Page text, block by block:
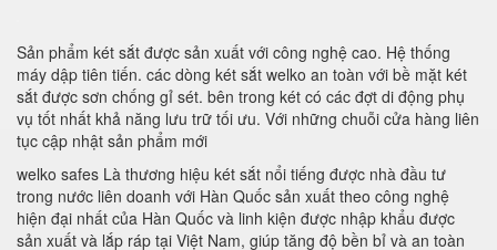
Sản phẩm két sắt được sản xuất với công nghệ cao. Hệ thống
máy dập tiên tiến. các dòng két sắt welko an toàn với bề mặt két
sắt được sơn chống gỉ sét. bên trong két có các đợt di động phụ
vụ tốt nhất khả năng lưu trữ tối ưu. Với những chuỗi cửa hàng liên
tục cập nhật sản phẩm mới
welko safes Là thương hiệu két sắt nổi tiếng được nhà đầu tư
trong nước liên doanh với Hàn Quốc sản xuất theo công nghệ
hiện đại nhất của Hàn Quốc và linh kiện được nhập khẩu được
sản xuất và lắp ráp tại Việt Nam, giúp tăng độ bền bỉ và an toàn